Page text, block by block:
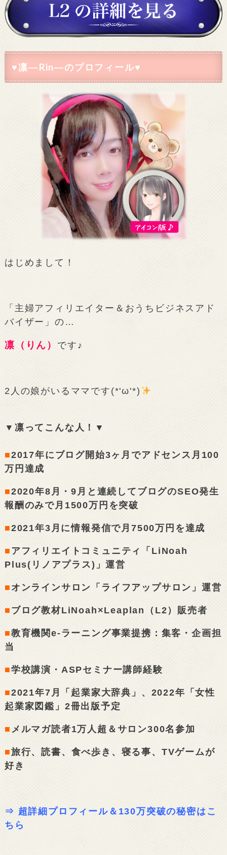
♥凛―Rin―のプロフィール♥
はじめまして！
「主婦アフィリエイター＆おうちビジネスアド
バイザー」の…
凛（りん） です♪
2人の娘がいるママです(*'ω'*)
▼凛ってこんな人！▼
■2017年にブログ開始3ヶ月でアドセンス月100
万円達成
■2020年8月・9月と連続してブログのSEO発生
報酬のみで月1500万円を突破
■2021年3月に情報発信で月7500万円を達成
■ アフィリエイトコミュニティ「LiNoah
Plus(リノアプラス)」運営
■ オンラインサロン「ライフアップサロン」運営
■ ブログ教材LiNoah×Leaplan（L2）販売者
■教育機関e-ラーニング事業提携：集客・企画担
当
■学校講演・ASPセミナー講師経験
■2021年7月「起業家大辞典」、2022年「女性
起業家図鑑」2冊出版予定
■ メルマガ読者1万人超＆サロン300名参加
■旅行、読書、食べ歩き、寝る事、TVゲームが
好き
⇒ 超詳細プロフィール＆130万突破の秘密はこ
ちら